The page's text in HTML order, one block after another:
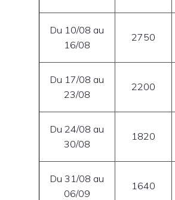
Du 10/08 au
16/08
2750
Du 17/08 au
23/08
2200
Du 24/08 au
30/08
1820
Du 31/08 au
06/09
1640